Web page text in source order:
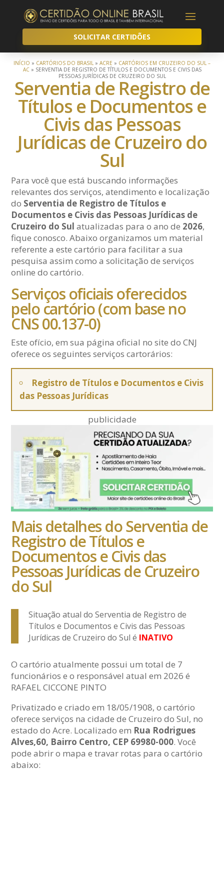
SOLICITAR CERTIDÕES
INÍCIO » CARTÓRIOS DO BRASIL » ACRE » CARTÓRIOS EM CRUZEIRO DO SUL –
AC» SERVENTIA DE REGISTRO DE TÍTULOS E DOCUMENTOS E CIVIS DAS
PESSOAS JURÍDICAS DE CRUZEIRO DO SUL
Serventia de Registro de
Títulos e Documentos e
Civis das Pessoas
Jurídicas de Cruzeiro do
Sul
Para você que está buscando informações
relevantes dos serviços, atendimento e localização
do Serventia de Registro de Títulos e
Documentos e Civis das Pessoas Jurídicas de
Cruzeiro do Sul atualizadas para o ano de 2026,
fique conosco. Abaixo organizamos um material
referente a este cartório para facilitar a sua
pesquisa assim como a solicitação de serviços
online do cartório.
Serviços oficiais oferecidos
pelo cartório (com base no
CNS 00.137-0)
Este ofício, em sua página oficial no site do CNJ
oferece os seguintes serviços cartorários:
Registro de Títulos e Documentos e Civis
das Pessoas Jurídicas
publicidade
Mais detalhes do Serventia de
Registro de Títulos e
Documentos e Civis das
Pessoas Jurídicas de Cruzeiro
do Sul
Situação atual do Serventia de Registro de
Títulos e Documentos e Civis das Pessoas
Jurídicas de Cruzeiro do Sul é INATIVO
O cartório atualmente possui um total de 7
funcionários e o responsável atual em 2026 é
RAFAEL CICCONE PINTO
Privatizado e criado em 18/05/1908, o cartório
oferece serviços na cidade de Cruzeiro do Sul, no
estado do Acre. Localizado em Rua Rodrigues
Alves,60, Bairro Centro, CEP 69980-000. Você
pode abrir o mapa e travar rotas para o cartório
abaixo: